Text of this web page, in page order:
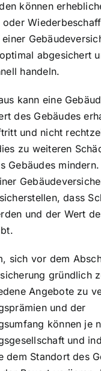
können
oder
abgesichert
handeln.
kann eine
des Gebäudes
und nicht
zu weiteren
Gebäudes
dass
und der Wert
sich vor dem
gründlich
Angebote zu
und der
können je
und
dem Standort des